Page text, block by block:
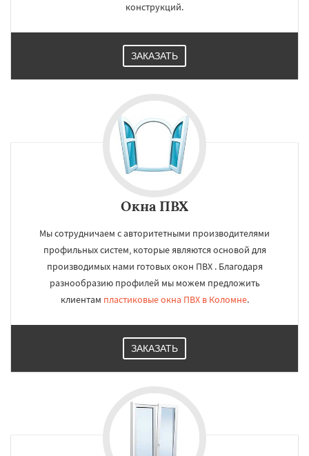
конструкций.
ЗАКАЗАТЬ
Окна ПВХ
Мы сотрудничаем с авторитетными производителями
профильных систем, которые являются основой для
производимых нами готовых окон ПВХ . Благодаря
разнообразию профилей мы можем предложить
клиентам пластиковые окна ПВХ в Коломне.
ЗАКАЗАТЬ